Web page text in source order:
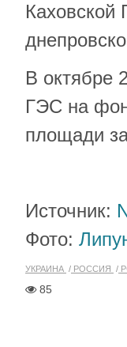
Каховской
В октябре
ГЭС на
площади
Источник:
Фото:
УКРАИНА РОССИЯ
85